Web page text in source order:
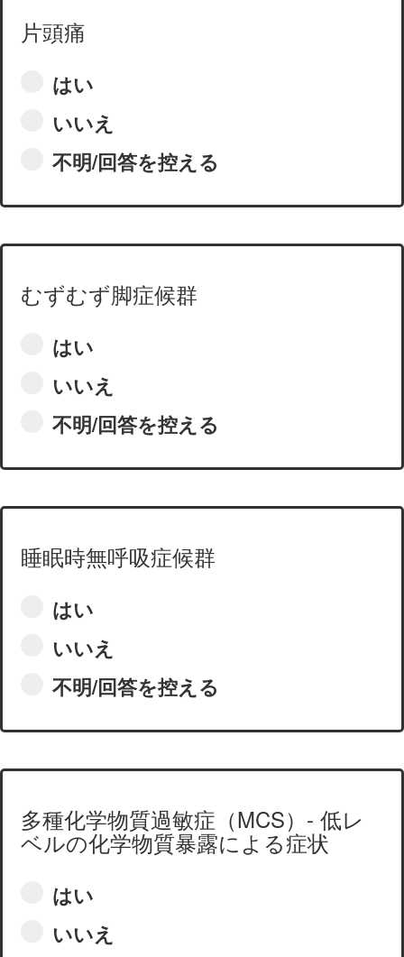
片頭痛
はい
いいえ
不明/回答を控える
むずむず脚症候群
はい
いいえ
不明/回答を控える
睡眠時無呼吸症候群
はい
いいえ
不明/回答を控える
多種化学物質過敏症（MCS）- 低レ
ベルの化学物質暴露による症状
はい
いいえ